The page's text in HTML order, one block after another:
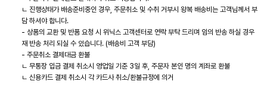
ㄴ 진행상태가 배송준비중인 경우, 주문취소 및 수취 거부시 왕복 배송비는 고객님께서 부
담 하셔야 합니다.
- 상품의 교환 및 반품 요청 시 위닉스 고객센터로 연락 부탁 드리며 임의 반송 하실 경우
재 반송 처리 되실 수 있습니다. (배송비 고객 부담)
- 주문취소 결제대금 환불
ㄴ 무통장 입금 결제 취소시 영업일 기준 3일 후, 주문자 본인 명의 계좌로 환불
ㄴ 신용카드 결제 취소시 각 카드사 취소/환불규정에 의거